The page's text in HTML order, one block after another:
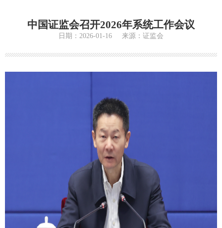
中国证监会召开2026年系统工作会议
日期：2026-01-16 来源：证监会